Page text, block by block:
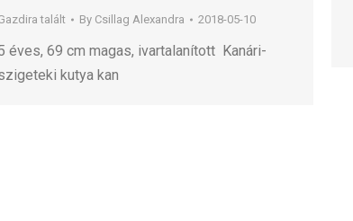
talált By Csillag Alexandra 2018-05-10
éves, 69 cm magas, ivartalanított Kanári-
kutya kan